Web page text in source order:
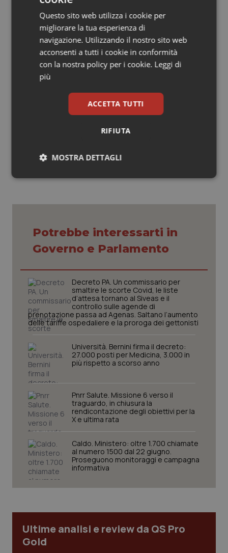
Il Comunicato stampa di Palazzo Chigi. Ecco i
numeri della Nadef
Potrebbe interessarti in
Governo e Parlamento
Decreto PA. Un commissario per
smaltire le scorte Covid, le liste
d’attesa tornano al Siveas e il
controllo sulle agende di
prenotazione passa ad Agenas. Saltano l’aumento
delle tariffe ospedaliere e la proroga dei gettonisti
Università. Bernini firma il decreto:
27.000 posti per Medicina, 3.000 in
più rispetto a scorso anno
Pnrr Salute. Missione 6 verso il
traguardo, in chiusura la
rendicontazione degli obiettivi per la
X e ultima rata
Caldo. Ministero: oltre 1.700 chiamate
al numero 1500 dal 22 giugno.
Proseguono monitoraggi e campagna
informativa
Ultime analisi e review da QS Pro
Gold
Questo sito web utilizza i cookie per
migliorare la tua esperienza di
navigazione. Utilizzando il nostro sito web
acconsenti a tutti i cookie in conformità
con la nostra policy per i cookie. Leggi di
più
ACCETTA TUTTI
RIFIUTA
MOSTRA DETTAGLI
Necessari Statistici Marketing
Necessari Statistici Marketing
I cookie necessari contribuiscono a rendere fruibile il
navigazione sulle pagine e l'accesso alle aree
protette del sito. Il sito web non è in grado di
funzionare correttamente senza questi cookie.
Nome
Fornitore/Dominio
VISITOR_PRIVACY_METADATA